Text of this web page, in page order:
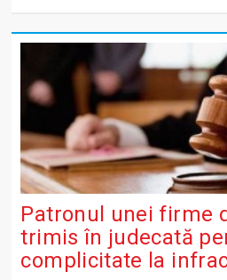
Patronul unei firme
trimis în judecată
complicitate la